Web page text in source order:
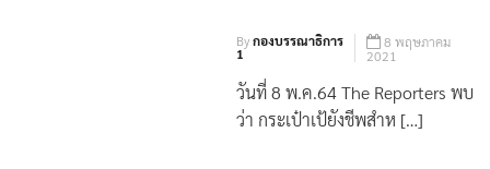
Byกองบรรณาธิการ
1
8 พฤษภาคม
2021
วันที่ 8 พ.ค.64 The Reporters พบ
ว่า กระเป๋าเป้ยังชีพสำห […]